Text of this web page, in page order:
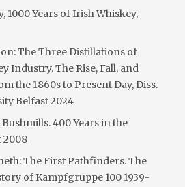
1000 Years of Irish Whiskey,
The Three Distillations of
Industry. The Rise, Fall, and
the 1860s to Present Day, Diss.
Belfast 2024
400 Years in the
2008
The First Pathfinders. The
of Kampfgruppe 100 1939-